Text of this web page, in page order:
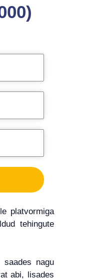
platvormiga
tehingute
nagu
abi, lisades